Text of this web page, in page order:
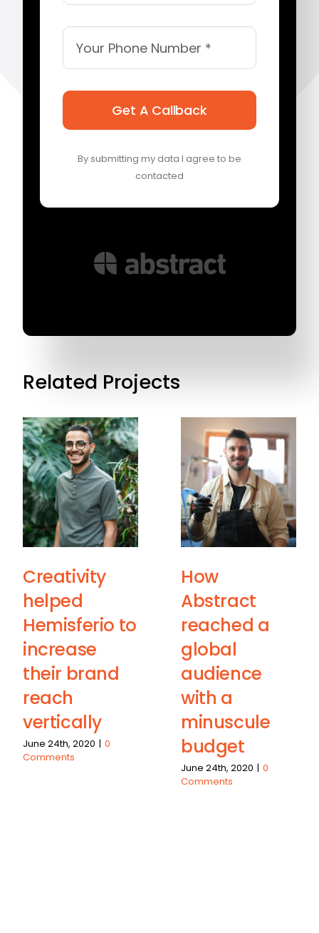
Get A Callback
By submitting my data I agree to be
contacted
Related Projects
Creativity
helped
Hemisferio to
increase
their brand
reach
vertically
June 24th, 2020 | 0
Comments
How
Abstract
reached a
global
audience
with a
minuscule
budget
June 24th, 2020 | 0
Comments